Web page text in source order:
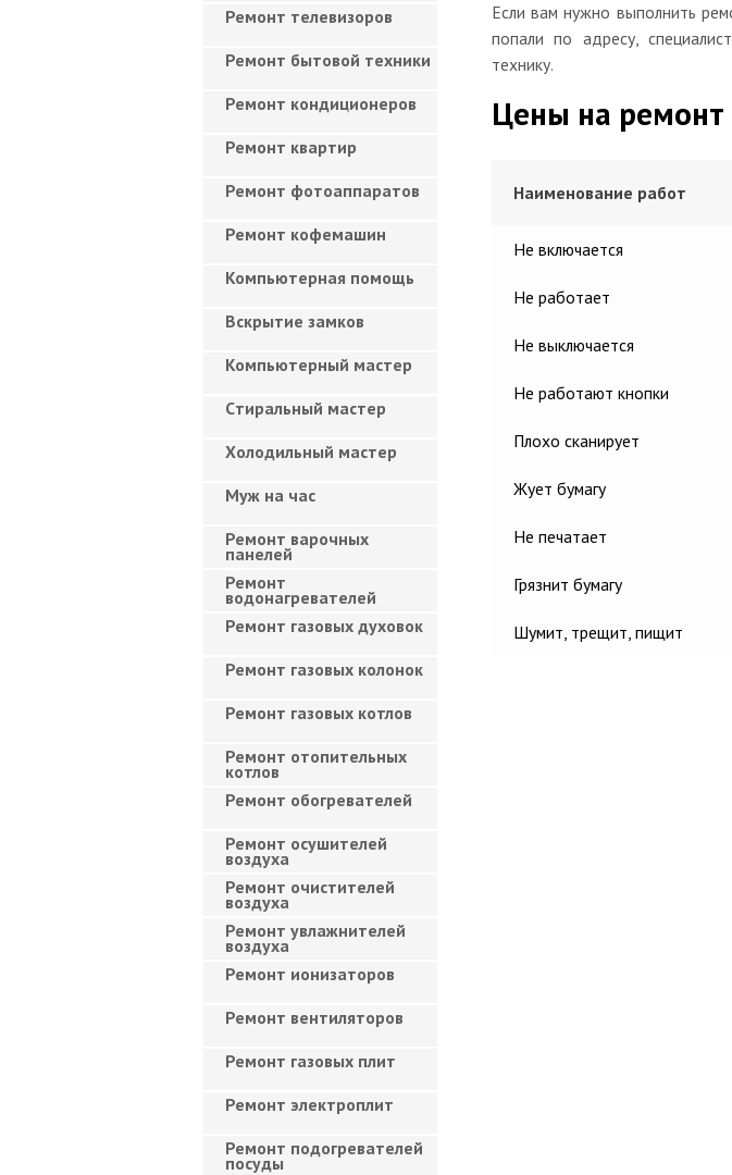
Если вам нужно выполнить
попали по адресу,
технику.
Цены на
Наименование работ
Не включается
Не работает
Не выключается
Не работают кнопки
Плохо сканирует
Жует бумагу
Не печатает
Грязнит бумагу
Шумит, трещит, пищит
Ремонт телевизоров
Ремонт бытовой техники
Ремонт кондиционеров
Ремонт квартир
Ремонт фотоаппаратов
Ремонт кофемашин
Компьютерная помощь
Вскрытие замков
Компьютерный мастер
Cтиральный мастер
Холодильный мастер
Муж на час
Ремонт варочных
панелей
Ремонт
водонагревателей
Ремонт газовых духовок
Ремонт газовых колонок
Ремонт газовых котлов
Ремонт отопительных
котлов
Ремонт обогревателей
Ремонт осушителей
воздуха
Ремонт очистителей
воздуха
Ремонт увлажнителей
воздуха
Ремонт ионизаторов
Ремонт вентиляторов
Ремонт газовых плит
Ремонт электроплит
Ремонт подогревателей
посуды